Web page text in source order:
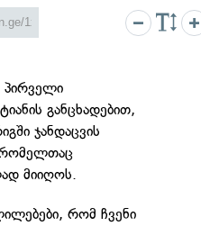
პირველი
განცხადებით,
ჯანდაცვის
რომელთაც
მიიღოს.
რომ ჩვენი